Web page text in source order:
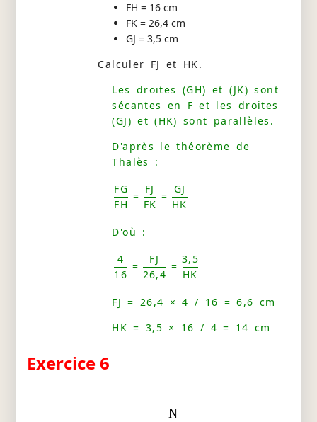
FH = 16 cm
FK = 26,4 cm
GJ = 3,5 cm
Calculer FJ et HK.
Les droites (GH) et (JK) sont
sécantes en F et les droites
(GJ) et (HK) sont parallèles.
D'après le théorème de
Thalès :
FG
FH
=
FJ
FK
=
GJ
HK
D'où :
4
16
=
FJ
26,4
=
3,5
HK
FJ = 26,4 × 4 / 16 = 6,6 cm
HK = 3,5 × 16 / 4 = 14 cm
Exercice 6
N